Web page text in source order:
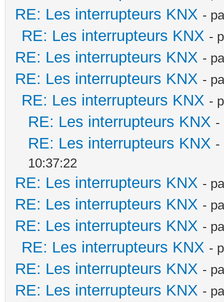
RE: Les interrupteurs KNX -
RE: Les interrupteurs KNX -
RE: Les interrupteurs KNX -
RE: Les interrupteurs KNX -
RE: Les interrupteurs KNX -
RE: Les interrupteurs KNX -
RE: Les interrupteurs KNX -
10:37:22
RE: Les interrupteurs KNX -
RE: Les interrupteurs KNX -
RE: Les interrupteurs KNX -
RE: Les interrupteurs KNX -
RE: Les interrupteurs KNX -
RE: Les interrupteurs KNX -